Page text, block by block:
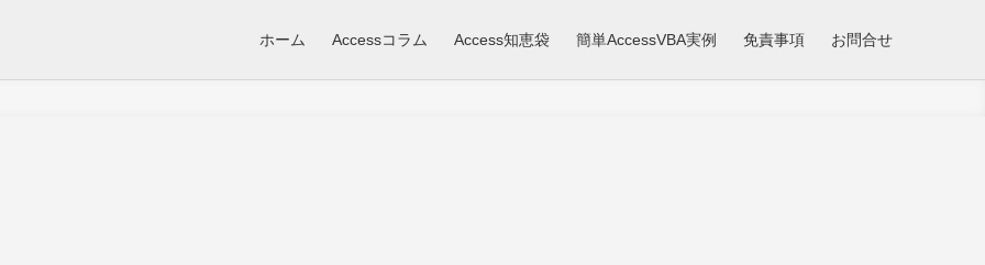
ホーム Accessコラム Access知恵袋 簡単AccessVBA実例 免責事項 お問合せ